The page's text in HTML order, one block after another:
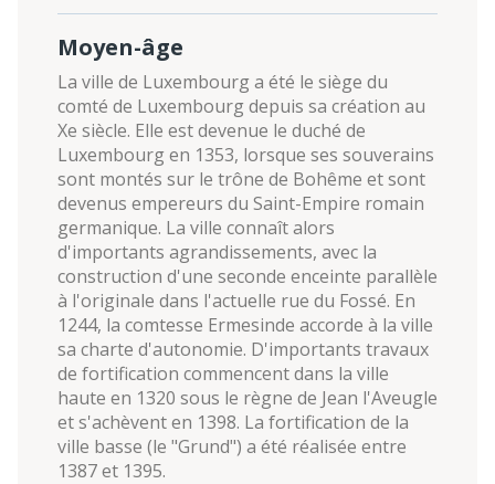
Moyen-âge
La ville de Luxembourg a été le siège du
comté de Luxembourg depuis sa création au
Xe siècle. Elle est devenue le duché de
Luxembourg en 1353, lorsque ses souverains
sont montés sur le trône de Bohême et sont
devenus empereurs du Saint-Empire romain
germanique. La ville connaît alors
d'importants agrandissements, avec la
construction d'une seconde enceinte parallèle
à l'originale dans l'actuelle rue du Fossé. En
1244, la comtesse Ermesinde accorde à la ville
sa charte d'autonomie. D'importants travaux
de fortification commencent dans la ville
haute en 1320 sous le règne de Jean l'Aveugle
et s'achèvent en 1398. La fortification de la
ville basse (le "Grund") a été réalisée entre
1387 et 1395.